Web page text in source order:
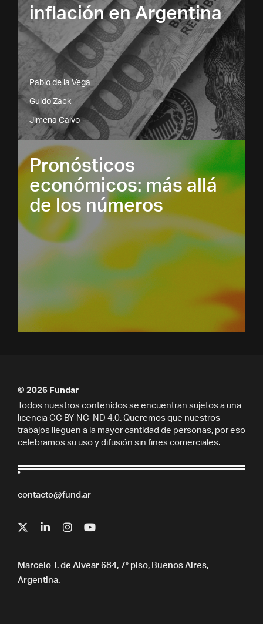
inflación en Argentina
Pablo de la Vega
Guido Zack
Jimena Calvo
Pronósticos
económicos: más allá
de los números
contacto@fund.ar
Marcelo T. de Alvear 684, 7° piso, Buenos Aires,
Argentina.
© 2026 Fundar
Todos nuestros contenidos se encuentran sujetos a una
licencia CC BY-NC-ND 4.0. Queremos que nuestros
trabajos lleguen a la mayor cantidad de personas, por eso
celebramos su uso y difusión sin fines comerciales.